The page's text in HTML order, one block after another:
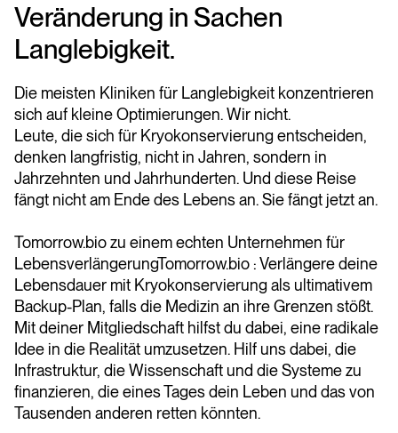
Veränderung in Sachen
Langlebigkeit.
Die meisten Kliniken für Langlebigkeit konzentrieren
sich auf kleine Optimierungen. Wir nicht.
Leute, die sich für Kryokonservierung entscheiden,
denken langfristig, nicht in Jahren, sondern in
Jahrzehnten und Jahrhunderten. Und diese Reise
fängt nicht am Ende des Lebens an. Sie fängt jetzt an.
Tomorrow.bio zu einem echten Unternehmen für
LebensverlängerungTomorrow.bio : Verlängere deine
Lebensdauer mit Kryokonservierung als ultimativem
Backup-Plan, falls die Medizin an ihre Grenzen stößt.
Mit deiner Mitgliedschaft hilfst du dabei, eine radikale
Idee in die Realität umzusetzen. Hilf uns dabei, die
Infrastruktur, die Wissenschaft und die Systeme zu
finanzieren, die eines Tages dein Leben und das von
Tausenden anderen retten könnten.